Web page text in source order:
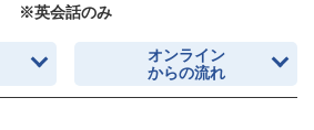
※英会話のみ
オンライン
からの流れ